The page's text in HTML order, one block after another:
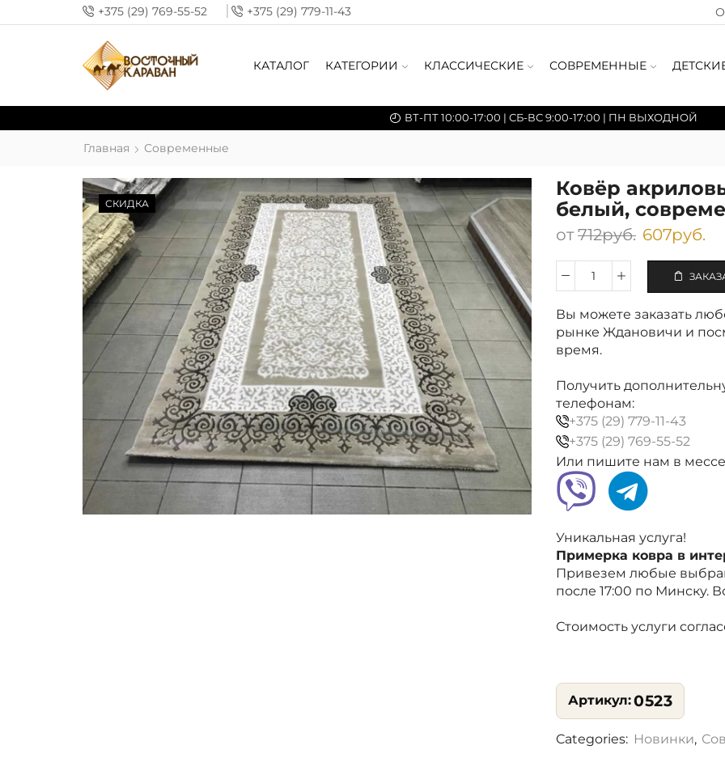
+375 (29) 769-55-52 +375 (29) 779-11-43
КАТАЛОГ КАТЕГОРИИ КЛАССИЧЕСКИЕ СОВРЕМЕННЫЕ
ВТ-ПТ 10:00-17:00 | СБ-ВС 9:00-17:00 | ПН ВЫХОДНОЙ
Главная Современные
СКИДКА
Ковёр
белый,
от712руб. 607руб.
Количество
акриловый
160×300
см
белый,
современная
классика
Вы можете заказать
рынке Ждановичи и
время.
Получить
телефонам:
+375 (29) 779-11-43
+375 (29) 769-55-52
Или пишите нам в
Уникальная услуга!
Примерка ковра в
Привезем любые
после 17:00 по Минску.
Стоимость услуги
0523
Categories: Новинки,